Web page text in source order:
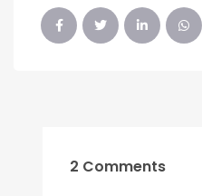
2 Comments